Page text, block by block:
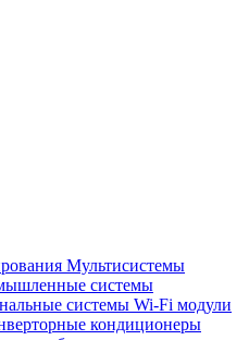
Мультисистемы
системы
системы Wi-Fi модули
кондиционеры